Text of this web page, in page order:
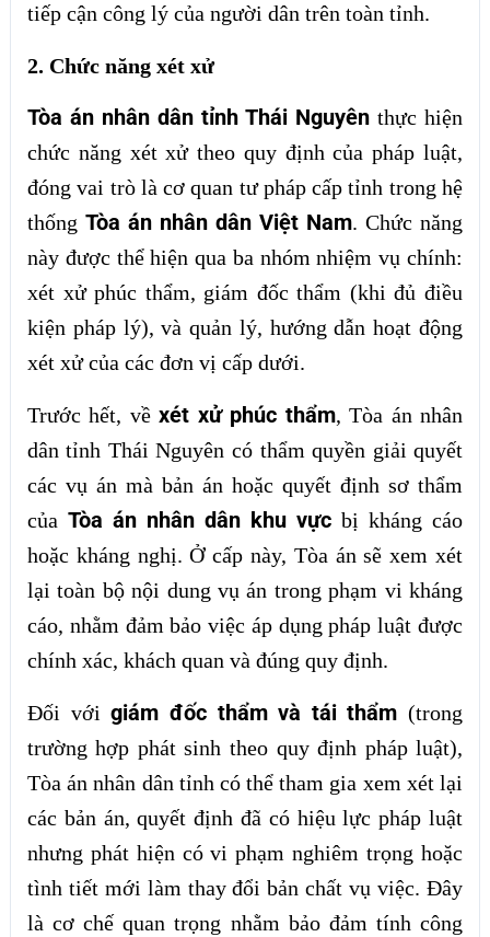
tiếp cận công lý của người dân trên toàn tỉnh.
2. Chức năng xét xử
Tòa án nhân dân tỉnh Thái Nguyên thực hiện
chức năng xét xử theo quy định của pháp luật,
đóng vai trò là cơ quan tư pháp cấp tỉnh trong hệ
thống Tòa án nhân dân Việt Nam. Chức năng
này được thể hiện qua ba nhóm nhiệm vụ chính:
xét xử phúc thẩm, giám đốc thẩm (khi đủ điều
kiện pháp lý), và quản lý, hướng dẫn hoạt động
xét xử của các đơn vị cấp dưới.
Trước hết, vềxét xử phúc thẩm, Tòa án nhân
dân tỉnh Thái Nguyên có thẩm quyền giải quyết
các vụ án mà bản án hoặc quyết định sơ thẩm
của Tòa án nhân dân khu vực bị kháng cáo
hoặc kháng nghị. Ở cấp này, Tòa án sẽ xem xét
lại toàn bộ nội dung vụ án trong phạm vi kháng
cáo, nhằm đảm bảo việc áp dụng pháp luật được
chính xác, khách quan và đúng quy định.
Đối vớigiám đốc thẩm và tái thẩm (trong
trường hợp phát sinh theo quy định pháp luật),
Tòa án nhân dân tỉnh có thể tham gia xem xét lại
các bản án, quyết định đã có hiệu lực pháp luật
nhưng phát hiện có vi phạm nghiêm trọng hoặc
tình tiết mới làm thay đổi bản chất vụ việc. Đây
là cơ chế quan trọng nhằm bảo đảm tính công